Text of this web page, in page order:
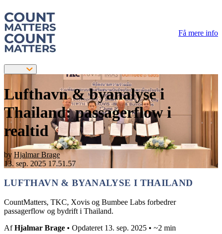
Få mere info
Lufthavn & byanalyse i
Thailand: passagerflow i
realtid
by Hjalmar Brage
13. sep. 2025 17.51.57
LUFTHAVN & BYANALYSE I THAILAND
CountMatters, TKC, Xovis og Bumbee Labs forbedrer
passagerflow og bydrift i Thailand.
AfHjalmar Brage • Opdateret 13. sep. 2025 • ~2 min